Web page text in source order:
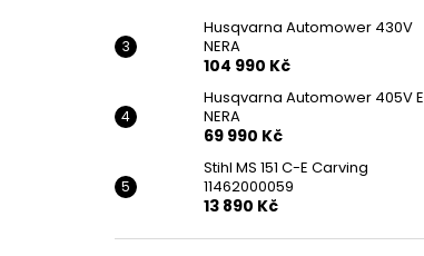
Husqvarna Automower 430V
NERA
104 990 Kč
Husqvarna Automower 405V E
NERA
69 990 Kč
Stihl MS 151 C-E Carving
11462000059
13 890 Kč